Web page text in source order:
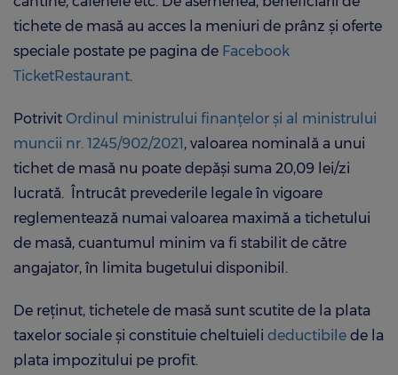
tichete de masă au acces la meniuri de prânz și oferte
speciale postate pe pagina de Facebook
TicketRestaurant.
Potrivit Ordinul ministrului finanțelor şi al ministrului
muncii nr. 1245/902/2021, valoarea nominală a unui
tichet de masă nu poate depăşi suma 20,09 lei/zi
lucrată. Întrucât prevederile legale în vigoare
reglementează numai valoarea maximă a tichetului
de masă, cuantumul minim va fi stabilit de către
angajator, în limita bugetului disponibil.
De reţinut, tichetele de masă sunt scutite de la plata
taxelor sociale şi constituie cheltuieli deductibile de la
plata impozitului pe profit.